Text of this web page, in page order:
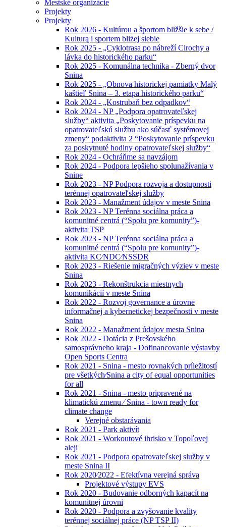
Mestské organizácie
Projekty
Projekty
Rok 2026 - Kultúrou a športom bližšie k sebe /
Kulturą i sportem bliżej siebie
Rok 2025 - „Cyklotrasa po nábreží Cirochy a
lávka do historického parku“
Rok 2025 - Komunálna technika - Zberný dvor
Snina
Rok 2025 - „Obnova historickej pamiatky Malý
kaštieľ Snina – 3. etapa historického parku“
Rok 2024 - „Kostrubaň bez odpadkov“
Rok 2024 - NP „Podpora opatrovateľskej
služby“ aktivita „Poskytovanie príspevku na
opatrovateľskú službu ako súčasť systémovej
zmeny“ podaktivita 2 “Poskytovanie príspevku
za poskytnuté hodiny opatrovateľskej služby“
Rok 2024 - Ochráňme sa navzájom
Rok 2024 - Podpora lepšieho spolunažívania v
Snine
Rok 2023 - NP Podpora rozvoja a dostupnosti
terénnej opatrovateľskej služby
Rok 2023 - Manažment údajov v meste Snina
Rok 2023 - NP Terénna sociálna práca a
komunitné centrá (“Spolu pre komunity”)-
aktivita TSP
Rok 2023 - NP Terénna sociálna práca a
komunitné centrá (“Spolu pre komunity”)-
aktivita KC⁄NDC⁄NSSDR
Rok 2023 - Riešenie migračných výziev v meste
Snina
Rok 2023 - Rekonštrukcia miestnych
komunikácií v meste Snina
Rok 2022 - Rozvoj governance a úrovne
informačnej a kybernetickej bezpečnosti v meste
Snina
Rok 2022 - Manažment údajov mesta Snina
Rok 2022 - Dotácia z Prešovského
samosprávneho kraja - Dofinancovanie výstavby
Open Sports Centra
Rok 2021 - Snina - mesto rovnakých príležitostí
pre všetkých⁄Snina a city of equal opportunities
for all
Rok 2021 - Snina - mesto pripravené na
klimatickú zmenu ⁄ Snina - town ready for
climate change
Verejné obstarávania
Rok 2021 - Park aktivít
Rok 2021 - Workoutové ihrisko v Topoľovej
aleji
Rok 2021 - Podpora opatrovateľskej služby v
meste Snina II
Rok 2020⁄2022 - Efektívna verejná správa
Projektové výstupy EVS
Rok 2020 - Budovanie odborných kapacít na
komunitnej úrovni
Rok 2020 - Podpora a zvyšovanie kvality
terénnej sociálnej práce (NP TSP II)